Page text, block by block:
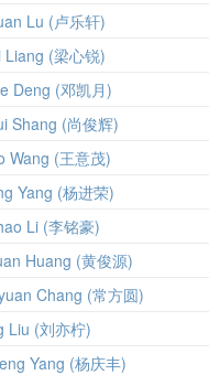
Lu (卢乐轩)
Liang (梁心锐)
Deng (邓凯月)
Shang (尚俊辉)
Wang (王意茂)
Yang (杨进荣)
Li (李铭豪)
Huang (黄俊源)
Chang (常方圆)
Liu (刘亦柠)
Yang (杨庆丰)